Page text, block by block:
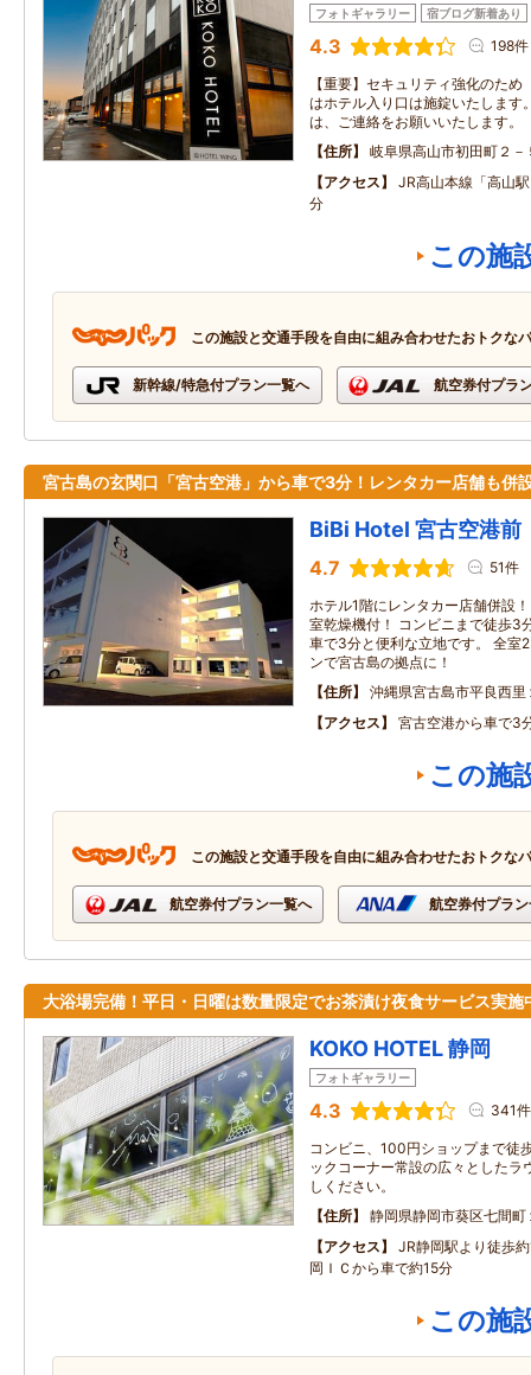
フォトギャラリー 宿ブログ新着あり
4.3 198件
【重要】セキュリティ強化のた
はホテル入り口は施錠いたします
は、ご連絡をお願いいたします。
住所
岐阜県高山市初田町２－
アクセス
JR高山本線「高山
分
この施
この施設と交通手段を自由に組み合わせたおトクな
新幹線/特急付プラン一覧へ 航空券付プラ
宮古島の玄関口「宮古空港」から車で3分！レンタカー店舗も併
BiBi Hotel 宮古空港前
4.7 51件
ホテル1階にレンタカー店舗併
室乾燥機付！ コンビニまで徒歩3
車で3分と便利な立地です。 全室
ンで宮古島の拠点に！
住所
沖縄県宮古島市平良西里
アクセス
宮古空港から車で3
この施
この施設と交通手段を自由に組み合わせたおトクな
航空券付プラン一覧へ 航空券付プラ
大浴場完備！平日・日曜は数量限定でお茶漬け夜食サービス実施
KOKO HOTEL 静岡
フォトギャラリー
4.3 341件
コンビニ、100円ショップまで徒
ックコーナー常設の広々としたラ
しください。
住所
静岡県静岡市葵区七間町
アクセス
JR静岡駅より徒歩
岡ＩＣから車で約15分
この施